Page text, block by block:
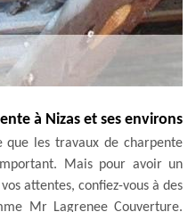
à Nizas et ses environs
que les travaux de charpente
Mais pour avoir un
attentes, confiez-vous à des
Mr Lagrenee Couverture.